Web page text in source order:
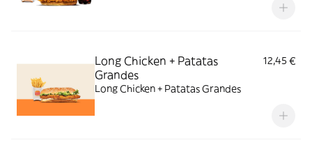
Long Chicken + Patatas
Grandes
12,45 €
Long Chicken + Patatas Grandes